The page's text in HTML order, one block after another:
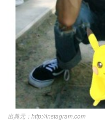
http://instagram.com